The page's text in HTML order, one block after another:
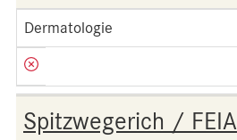
Dermatologie
Spitzwegerich / FEIA